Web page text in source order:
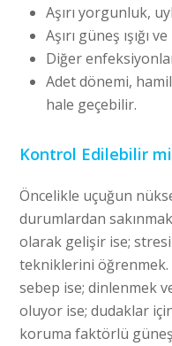
Aşırı yorgunluk,
Aşırı güneş ışığı ve
Diğer
Adet dönemi,
hale geçebilir.
Kontrol Edilebilir
Öncelikle uçuğun
durumlardan
olarak gelişir ise;
tekniklerini
sebep ise; dinlenmek
oluyor ise; dudaklar
koruma faktörlü